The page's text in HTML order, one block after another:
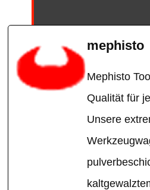
mephisto
Mephisto
Qualität für
Unsere